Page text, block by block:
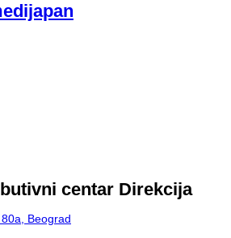
centar Direkcija
Beograd